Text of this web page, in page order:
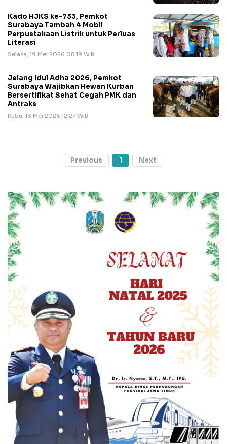
Kado HJKS ke-733, Pemkot
Surabaya Tambah 4 Mobil
Perpustakaan Listrik untuk Perluas
Literasi
Selasa, 19 Mei 2026 08:19 WIB
Jelang Idul Adha 2026, Pemkot
Surabaya Wajibkan Hewan Kurban
Bersertifikat Sehat Cegah PMK dan
Antraks
Rabu, 13 Mei 2026 12:27 WIB
Previous 1 Next